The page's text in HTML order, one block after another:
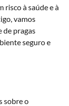
risco à saúde e à
vamos
de pragas
seguro e
sobre o